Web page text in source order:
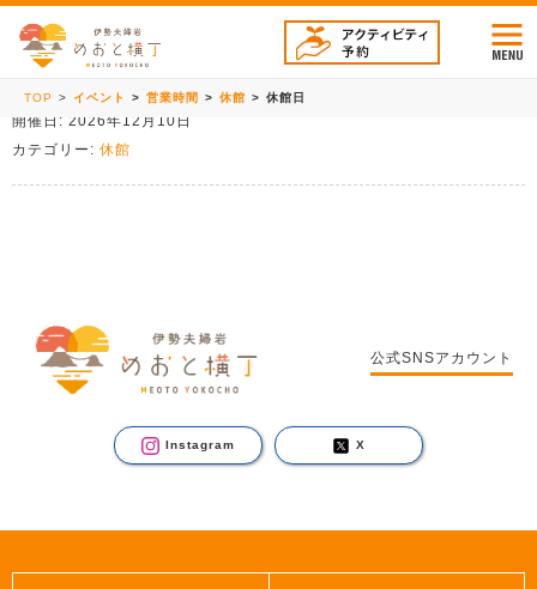
TOP イベント 営業時間 休館 休館日
休館日
開催日: 2026年12月10日
カテゴリー: 休館
公式SNSアカウント
Instagram X